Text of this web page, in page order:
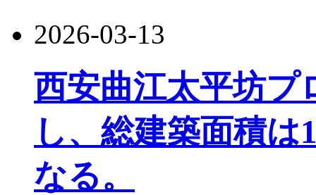
2026-03-13
西安曲江太平坊プ
し、総建築面積は
なる。